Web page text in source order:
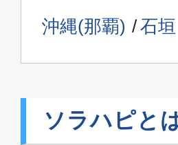
沖縄(那覇) 石垣
ソラハピと